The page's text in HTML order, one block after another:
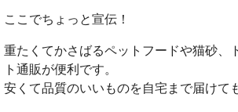
ここでちょっと宣伝！
重たくてかさばるペットフードや猫砂、
ト通販が便利です。
安くて品質のいいものを自宅まで届けて